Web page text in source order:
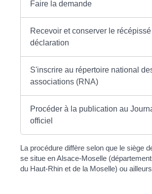
Faire la demande
Recevoir et conserver le
déclaration
S'inscrire au répertoire national
associations (RNA)
Procéder à la publication au
officiel
La procédure diffère selon que le siège
se situe en Alsace-Moselle
du Haut-Rhin et de la Moselle) ou